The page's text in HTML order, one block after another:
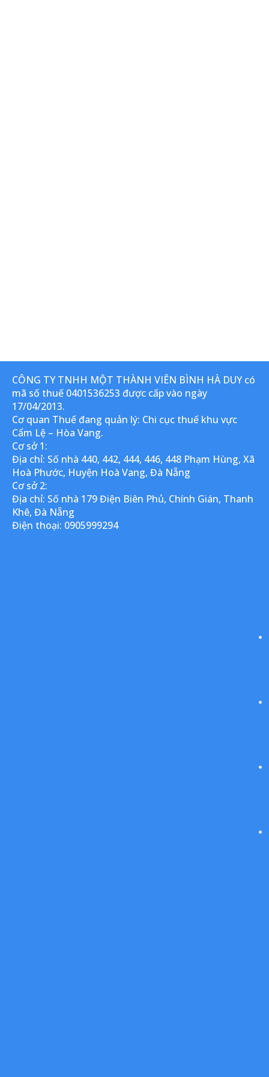
CÔNG TY TNHH MỘT THÀNH VIÊN BÌNH HÀ DUY có
mã số thuế 0401536253 được cấp vào ngày
17/04/2013.
Cơ quan Thuế đang quản lý: Chi cục thuế khu vực
Cẩm Lệ – Hòa Vang.
Cơ sở 1:
Địa chỉ: Số nhà 440, 442, 444, 446, 448 Phạm Hùng, Xã
Hoà Phước, Huyện Hoà Vang, Đà Nẵng
Cơ sở 2:
Địa chỉ: Số nhà 179 Điện Biên Phủ, Chính Gián, Thanh
Khê, Đà Nẵng
Điện thoại: 0905999294